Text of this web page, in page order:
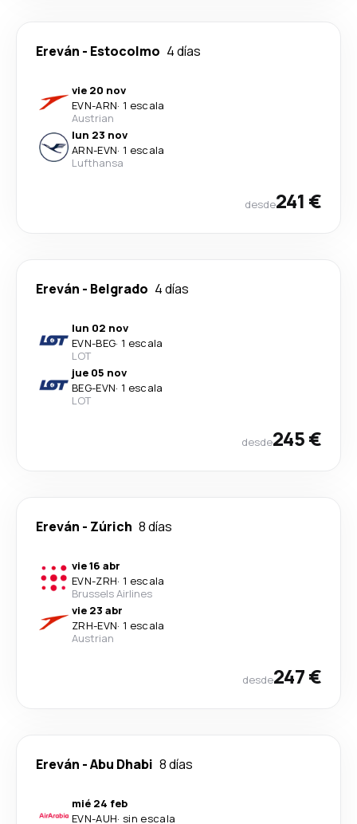
Ereván - Estocolmo 4 días
vie 20 nov
EVN-ARN· 1 escala
Austrian
lun 23 nov
ARN-EVN· 1 escala
Lufthansa
desde241 €
Ereván - Belgrado 4 días
lun 02 nov
EVN-BEG· 1 escala
LOT
jue 05 nov
BEG-EVN· 1 escala
LOT
desde245 €
Ereván - Zúrich 8 días
vie 16 abr
EVN-ZRH· 1 escala
Brussels Airlines
vie 23 abr
ZRH-EVN· 1 escala
Austrian
desde247 €
Ereván -Abu Dhabi 8 días
mié 24 feb
EVN-AUH· sin escala